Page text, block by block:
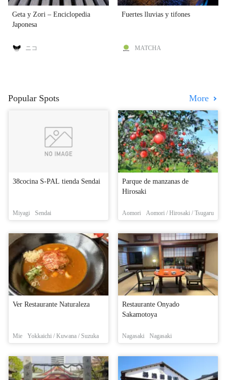
Geta y Zori – Enciclopedia
Japonesa
ニコ
Fuertes lluvias y tifones
MATCHA
Popular Spots More
38cocina S-PAL tienda Sendai
Miyagi Sendai
Parque de manzanas de
Hirosaki
Aomori Aomori / Hirosaki / Tsugaru
Ver Restaurante Naturaleza
Mie Yokkaichi / Kuwana / Suzuka
Restaurante Onyado
Sakamotoya
Nagasaki Nagasaki